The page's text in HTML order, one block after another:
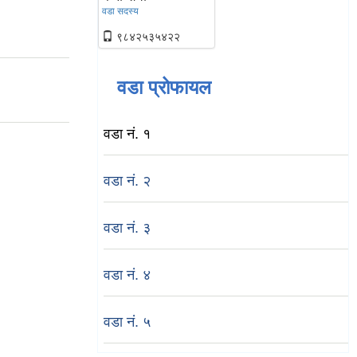
वडा सदस्य
९८४२५३५४२२
वडा प्रोफायल
वडा नं. १
वडा नं. २
वडा नं. ३
वडा नं. ४
वडा नं. ५